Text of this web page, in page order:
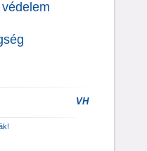
VH